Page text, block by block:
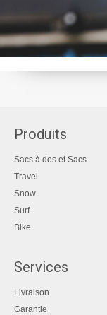
Produits
Sacs à dos et Sacs
Travel
Snow
Surf
Bike
Services
Livraison
Garantie